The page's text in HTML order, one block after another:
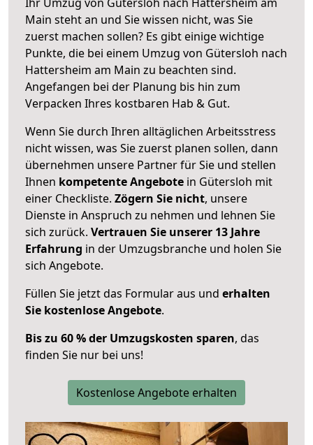
Main steht an und Sie wissen nicht, was Sie
zuerst machen sollen? Es gibt einige wichtige
Punkte, die bei einem Umzug von Gütersloh nach
Hattersheim am Main zu beachten sind.
Angefangen bei der Planung bis hin zum
Verpacken Ihres kostbaren Hab & Gut.
Wenn Sie durch Ihren alltäglichen Arbeitsstress
nicht wissen, was Sie zuerst planen sollen, dann
übernehmen unsere Partner für Sie und stellen
Ihnen kompetente Angebote in Gütersloh mit
einer Checkliste. Zögern Sie nicht, unsere
Dienste in Anspruch zu nehmen und lehnen Sie
sich zurück. Vertrauen Sie unserer 13 Jahre
Erfahrung in der Umzugsbranche und holen Sie
sich Angebote.
Füllen Sie jetzt das Formular aus und erhalten
Sie kostenlose Angebote.
Bis zu 60 % der Umzugskosten sparen, das
finden Sie nur bei uns!
Kostenlose Angebote erhalten